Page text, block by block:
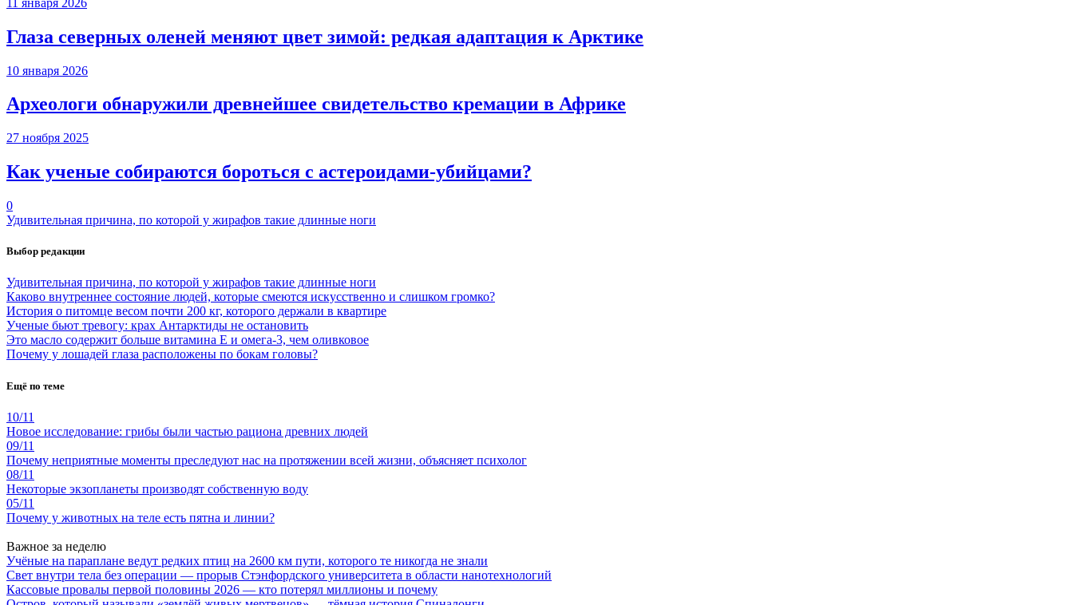
Глаза северных оленей меняют цвет зимой: редкая адаптация к Арктике
10 января 2026
Археологи обнаружили древнейшее свидетельство кремации в Африке
27 ноября 2025
Как ученые собираются бороться с астероидами-убийцами?
0
Удивительная причина, по которой у жирафов такие длинные ноги
Выбор редакции
Удивительная причина, по которой у жирафов такие длинные ноги
Каково внутреннее состояние людей, которые смеются искусственно и слишком громко?
История о питомце весом почти 200 кг, которого держали в квартире
Ученые бьют тревогу: крах Антарктиды не остановить
Это масло содержит больше витамина Е и омега-3, чем оливковое
Почему у лошадей глаза расположены по бокам головы?
Ещё по теме
10/11
Новое исследование: грибы были частью рациона древних людей
09/11
Почему неприятные моменты преследуют нас на протяжении всей жизни, объясняет психолог
08/11
Некоторые экзопланеты производят собственную воду
05/11
Почему у животных на теле есть пятна и линии?
Важное за неделю
Учёные на параплане ведут редких птиц на 2600 км пути, которого те никогда не знали
Свет внутри тела без операции — прорыв Стэнфордского университета в области нанотехнологий
Кассовые провалы первой половины 2026 — кто потерял миллионы и почему